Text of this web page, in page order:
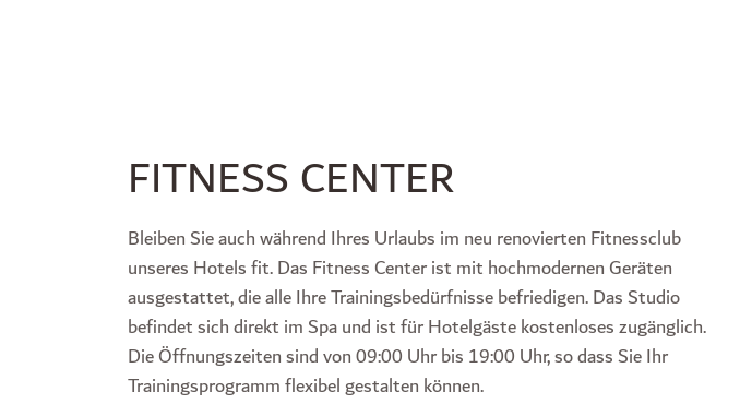
FITNESS CENTER
Bleiben Sie auch während Ihres Urlaubs im neu renovierten Fitnessclub
unseres Hotels fit. Das Fitness Center ist mit hochmodernen Geräten
ausgestattet, die alle Ihre Trainingsbedürfnisse befriedigen. Das Studio
befindet sich direkt im Spa und ist für Hotelgäste kostenloses zugänglich.
Die Öffnungszeiten sind von 09:00 Uhr bis 19:00 Uhr, so dass Sie Ihr
Trainingsprogramm flexibel gestalten können.